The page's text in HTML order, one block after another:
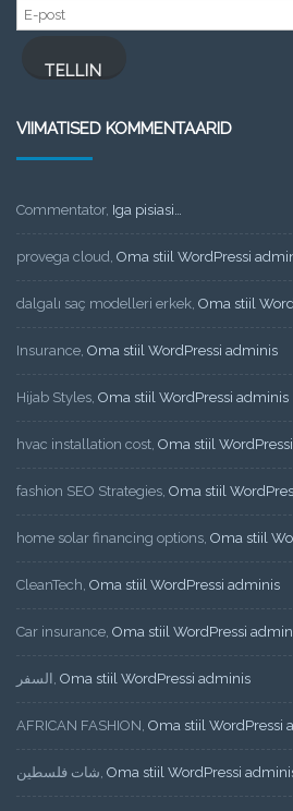
E-
post
TELLIN
VIIMATISED KOMMENTAARID
Commentator, Iga pisiasi…
provega cloud, Oma stiil WordPressi
dalgalı saç modelleri erkek, Oma stiil
Insurance, Oma stiil WordPressi adminis
Hijab Styles, Oma stiil WordPressi adminis
hvac installation cost, Oma stiil
fashion SEO Strategies, Oma stiil
home solar financing options, Oma stiil
CleanTech, Oma stiil WordPressi adminis
Car insurance, Oma stiil WordPressi
السفر , Oma stiil WordPressi adminis
AFRICAN FASHION, Oma stiil WordPressi
شات فلسطين, Oma stiil WordPressi